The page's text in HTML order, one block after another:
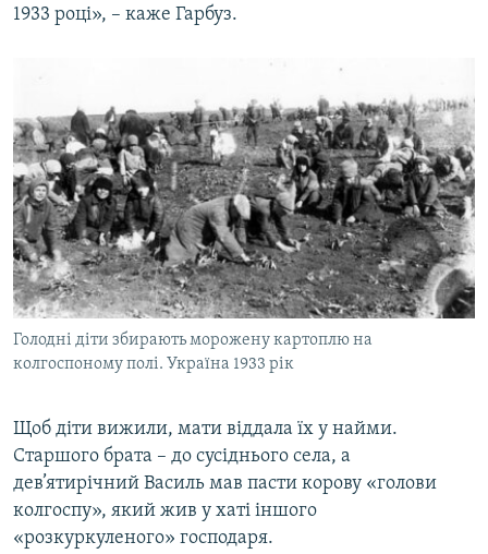
1933 році», – каже Гарбуз.
Голодні діти збирають морожену картоплю на
колгоспоному полі. Україна 1933 рік
Щоб діти вижили, мати віддала їх у найми.
Старшого брата – до сусіднього села, а
дев’ятирічний Василь мав пасти корову «голови
колгоспу», який жив у хаті іншого
«розкуркуленого» господаря.